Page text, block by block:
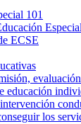
101
ECSE
educación
los